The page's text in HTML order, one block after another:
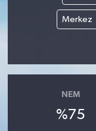
Merkez
NEM
%75